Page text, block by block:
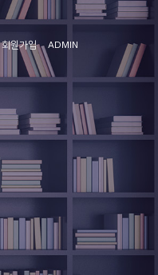
회원가입 ADMIN